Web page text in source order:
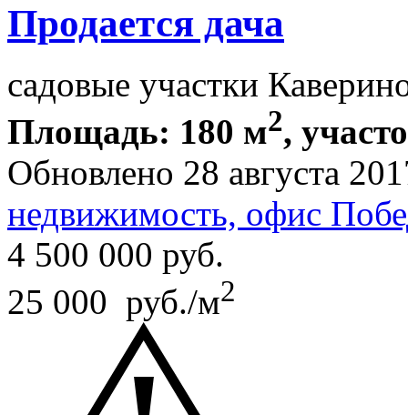
Продается дача
садовые участки
Площадь: 180 м2,
Обновлено 28 августа
недвижимость, офис
4 500 000 руб.
25 000 руб./м2